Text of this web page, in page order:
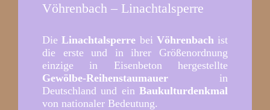
Vöhrenbach – Linachtalsperre
DieLinachtalsperre bei Vöhrenbach ist
die erste und in ihrer Größenordnung
einzige in Eisenbeton hergestellte
Gewölbe-Reihenstaumauerin
Deutschland und einBaukulturdenkmal
von nationaler Bedeutung.